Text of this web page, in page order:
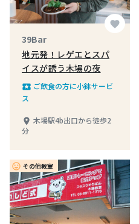
favorite
39Bar
地元発！レゲエとスパ
イスが誘う木場の夜
local_play ご飲食の方に小鉢サービ
ス
place 木場駅4b出口から徒歩2
分
insert_emoticon その他教室